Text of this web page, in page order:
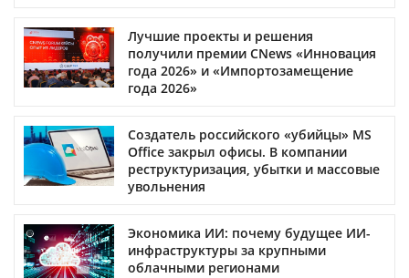
Лучшие проекты и решения
получили премии CNews «Инновация
года 2026» и «Импортозамещение
года 2026»
Создатель российского «убийцы» MS
Office закрыл офисы. В компании
реструктуризация, убытки и массовые
увольнения
Экономика ИИ: почему будущее ИИ-
инфраструктуры за крупными
облачными регионами